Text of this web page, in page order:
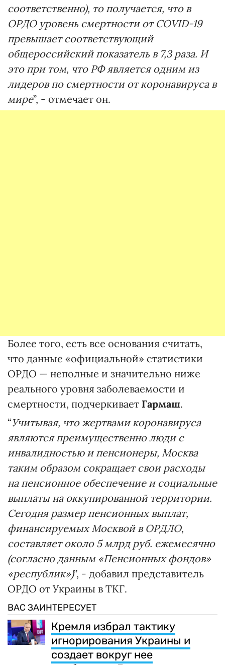
соответственно), то получается, что в
ОРДО уровень смертности от COVID-19
превышает соответствующий
общероссийский показатель в 7,3 раза. И
это при том, что РФ является одним из
лидеров по смертности от коронавируса в
мире”, - отмечает он.
Более того, есть все основания считать,
что данные «официальной» статистики
ОРДО — неполные и значительно ниже
реального уровня заболеваемости и
смертности, подчеркивает Гармаш.
“Учитывая, что жертвами коронавируса
являются преимущественно люди с
инвалидностью и пенсионеры, Москва
таким образом сокращает свои расходы
на пенсионное обеспечение и социальные
выплаты на оккупированной территории.
Сегодня размер пенсионных выплат,
финансируемых Москвой в ОРДЛО,
составляет около 5 млрд руб. ежемесячно
(согласно данным «Пенсионных фондов»
«республик»)”, - добавил представитель
ОРДО от Украины в ТКГ.
ВАС ЗАИНТЕРЕСУЕТ
Кремля избрал тактику
игнорирования Украины и
создает вокруг нее